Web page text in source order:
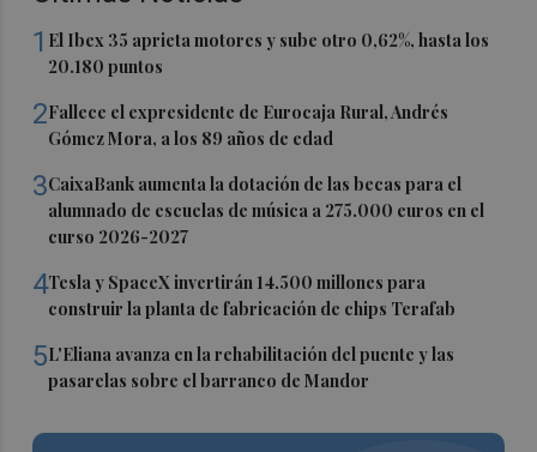
1 El Ibex 35 aprieta motores y sube otro 0,62%, hasta los
20.180 puntos
2Fallece el expresidente de Eurocaja Rural, Andrés
Gómez Mora, a los 89 años de edad
3CaixaBank aumenta la dotación de las becas para el
alumnado de escuelas de música a 275.000 euros en el
curso 2026-2027
4Tesla y SpaceX invertirán 14.500 millones para
construir la planta de fabricación de chips Terafab
5L'Eliana avanza en la rehabilitación del puente y las
pasarelas sobre el barranco de Mandor